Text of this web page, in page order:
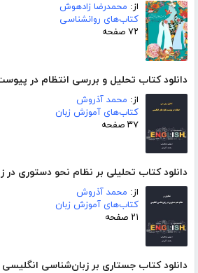
از: محمدرضا زادهوش
کتاب‌های روانشناسی
۷۲ صفحه
دانلود کتاب تحلیل و بررسی انتظام در
از: محمد آذروش
کتاب‌های آموزش زبان
۳۷ صفحه
دانلود کتاب تحلیلی بر نظام نحو دستوری
از: محمد آذروش
کتاب‌های آموزش زبان
۲۱ صفحه
دانلود کتاب جستاری بر زبان‌شناسی انگلیسی